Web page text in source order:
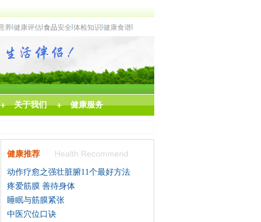
养 健康评估 食品安全 体检知识 健康食谱
关于我们 健康服务
健康推荐 Health Recommend
动作疗愈之强壮脏腑11个最好方法
疼爱筋膜 善待身体
睡眠与筋膜紧张
中医穴位口诀